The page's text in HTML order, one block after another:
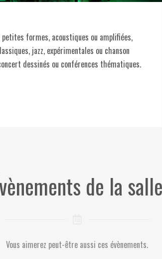
formes, acoustiques ou amplifiées,
jazz, expérimentales ou chanson
dessinés ou conférences thématiques.
de la salle
Vous aimerez peut-être aussi ces évènements.